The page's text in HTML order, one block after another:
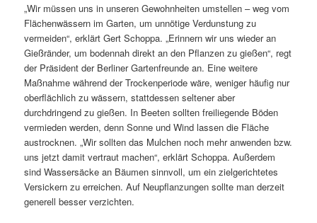
„Wir müssen uns in unseren Gewohnheiten umstellen – weg vom
Flächenwässern im Garten, um unnötige Verdunstung zu
vermeiden“, erklärt Gert Schoppa. „Erinnern wir uns wieder an
Gießränder, um bodennah direkt an den Pflanzen zu gießen“, regt
der Präsident der Berliner Gartenfreunde an. Eine weitere
Maßnahme während der Trockenperiode wäre, weniger häufig nur
oberflächlich zu wässern, stattdessen seltener aber
durchdringend zu gießen. In Beeten sollten freiliegende Böden
vermieden werden, denn Sonne und Wind lassen die Fläche
austrocknen. „Wir sollten das Mulchen noch mehr anwenden bzw.
uns jetzt damit vertraut machen“, erklärt Schoppa. Außerdem
sind Wassersäcke an Bäumen sinnvoll, um ein zielgerichtetes
Versickern zu erreichen. Auf Neupflanzungen sollte man derzeit
generell besser verzichten.